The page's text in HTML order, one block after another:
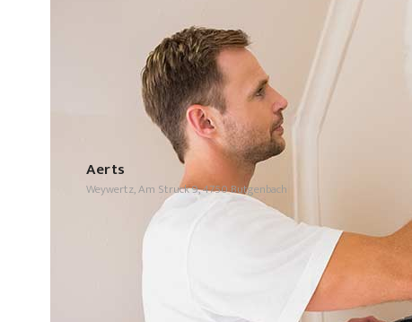
Aerts
Weywertz, Am Struck 9, 4750 Butgenbach